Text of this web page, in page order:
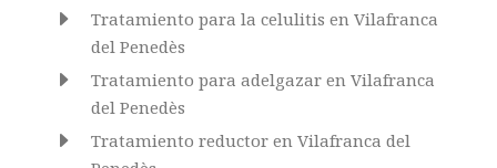
E
Tratamiento para la celulitis en Vilafranca
del Penedès
E
Tratamiento para adelgazar en Vilafranca
del Penedès
E
Tratamiento reductor en Vilafranca del